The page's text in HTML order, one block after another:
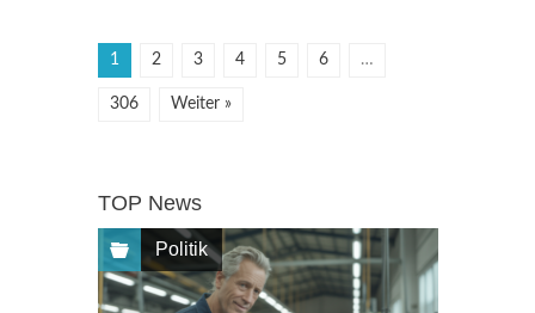
1 2 3 4 5 6 …
306 Weiter »
TOP News
Politik